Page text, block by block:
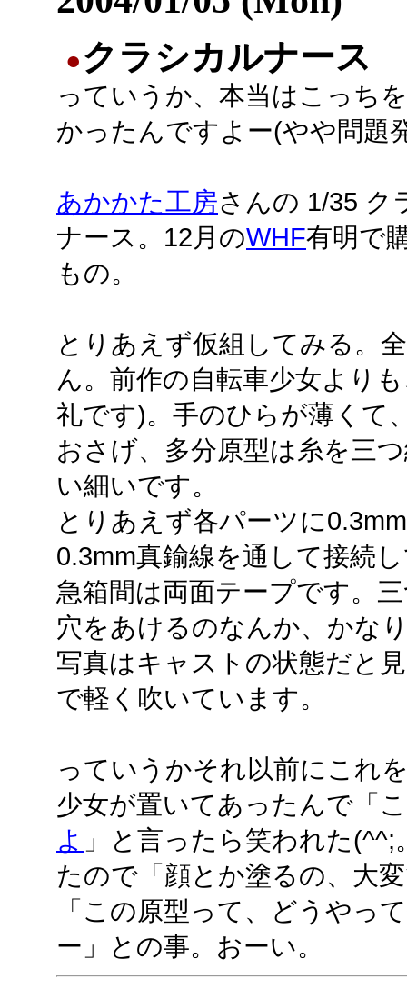
●クラシカルナース
っていうか、本当はこっち
かったんですよー(やや問題
あかかた工房さんの 1/35 ク
ナース。12月のWHF有明で
もの。
とりあえず仮組してみる。
ん。前作の自転車少女より
礼です)。手のひらが薄くて
おさげ、多分原型は糸を三
い細いです。
とりあえず各パーツに
0.3mm真鍮線を通して接続
急箱間は両面テープです。
穴をあけるのなんか、かな
写真はキャストの状態だと
で軽く吹いています。
っていうかそれ以前にこれ
少女が置いてあったんで「
よ 」と言ったら笑われた
たので「顔とか塗るの、大
「この原型って、どうやっ
ー」との事。おーい。